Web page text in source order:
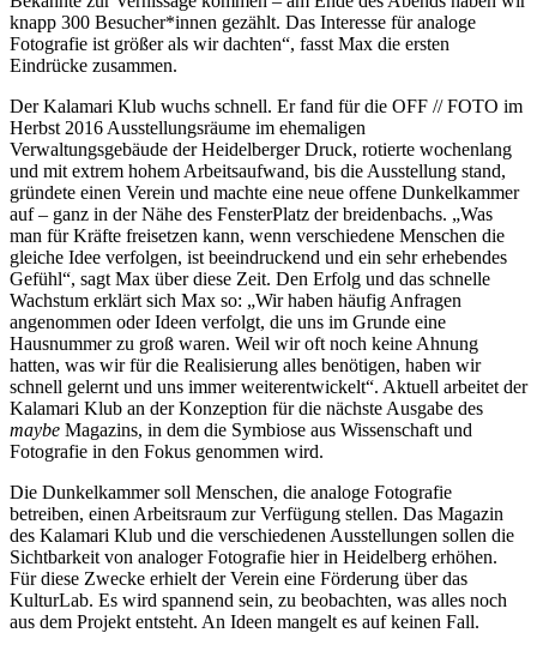
knapp 300 Besucher*innen gezählt. Das Interesse für analoge
Fotografie ist größer als wir dachten“, fasst Max die ersten
Eindrücke zusammen.
Der Kalamari Klub wuchs schnell. Er fand für die OFF // FOTO im
Herbst 2016 Ausstellungsräume im ehemaligen
Verwaltungsgebäude der Heidelberger Druck, rotierte wochenlang
und mit extrem hohem Arbeitsaufwand, bis die Ausstellung stand,
gründete einen Verein und machte eine neue offene Dunkelkammer
auf – ganz in der Nähe des FensterPlatz der breidenbachs. „Was
man für Kräfte freisetzen kann, wenn verschiedene Menschen die
gleiche Idee verfolgen, ist beeindruckend und ein sehr erhebendes
Gefühl“, sagt Max über diese Zeit. Den Erfolg und das schnelle
Wachstum erklärt sich Max so: „Wir haben häufig Anfragen
angenommen oder Ideen verfolgt, die uns im Grunde eine
Hausnummer zu groß waren. Weil wir oft noch keine Ahnung
hatten, was wir für die Realisierung alles benötigen, haben wir
schnell gelernt und uns immer weiterentwickelt“. Aktuell arbeitet der
Kalamari Klub an der Konzeption für die nächste Ausgabe des
maybe Magazins, in dem die Symbiose aus Wissenschaft und
Fotografie in den Fokus genommen wird.
Die Dunkelkammer soll Menschen, die analoge Fotografie
betreiben, einen Arbeitsraum zur Verfügung stellen. Das Magazin
des Kalamari Klub und die verschiedenen Ausstellungen sollen die
Sichtbarkeit von analoger Fotografie hier in Heidelberg erhöhen.
Für diese Zwecke erhielt der Verein eine Förderung über das
KulturLab. Es wird spannend sein, zu beobachten, was alles noch
aus dem Projekt entsteht. An Ideen mangelt es auf keinen Fall.